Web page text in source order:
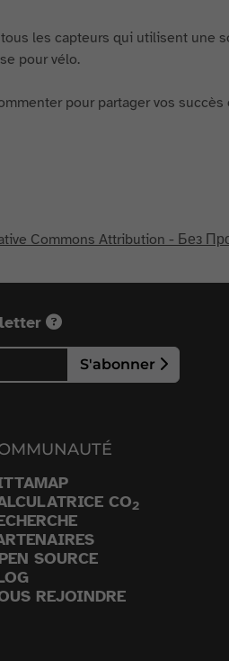
les capteurs qui utilisent une
pour vélo.
pour partager vos
Commons Attribution - Без
S'abonner
CO2
SOURCE
REJOINDRE